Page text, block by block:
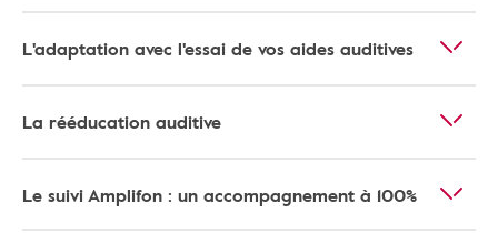
L'adaptation avec l'essai de vos aides auditives
La rééducation auditive
Le suivi Amplifon : un accompagnement à 100%